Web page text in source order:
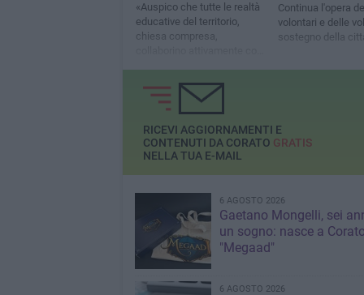
«Auspico che tutte le realtà
educative del territorio,
chiesa compresa,
Continua l'opera
volontari e delle
sostegno della
RICEVI AGGIORNAMENTI E
CONTENUTI DA CORATO GRATIS
NELLA TUA E-MAIL
6 AGOSTO 2026
Gaetano Mongelli, sei
un sogno: nasce a Corato
"Megaad"
6 AGOSTO 2026